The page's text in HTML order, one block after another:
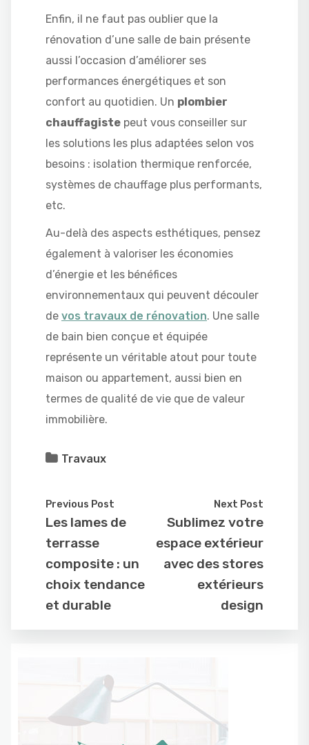
Enfin, il ne faut pas oublier que la
rénovation d’une salle de bain présente
aussi l’occasion d’améliorer ses
performances énergétiques et son
confort au quotidien. Un plombier
chauffagiste peut vous conseiller sur
les solutions les plus adaptées selon vos
besoins : isolation thermique renforcée,
systèmes de chauffage plus performants,
etc.
Au-delà des aspects esthétiques, pensez
également à valoriser les économies
d’énergie et les bénéfices
environnementaux qui peuvent découler
de vos travaux de rénovation. Une salle
de bain bien conçue et équipée
représente un véritable atout pour toute
maison ou appartement, aussi bien en
termes de qualité de vie que de valeur
immobilière.
Travaux
Previous Post
Les lames de
terrasse
composite : un
choix tendance
et durable
Next Post
Sublimez votre
espace extérieur
avec des stores
extérieurs
design